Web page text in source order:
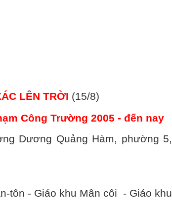
LÊN TRỜI (15/8)
Công Trường 2005 - đến nay
Dương Quảng Hàm, phường 5,
tôn - Giáo khu Mân côi - Giáo khu